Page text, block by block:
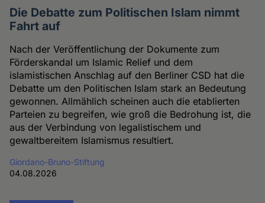
Die Debatte zum Politischen Islam nimmt
Fahrt auf
Nach der Veröffentlichung der Dokumente zum
Förderskandal um Islamic Relief und dem
islamistischen Anschlag auf den Berliner CSD hat die
Debatte um den Politischen Islam stark an Bedeutung
gewonnen. Allmählich scheinen auch die etablierten
Parteien zu begreifen, wie groß die Bedrohung ist, die
aus der Verbindung von legalistischem und
gewaltbereitem Islamismus resultiert.
Giordano-Bruno-Stiftung
04.08.2026